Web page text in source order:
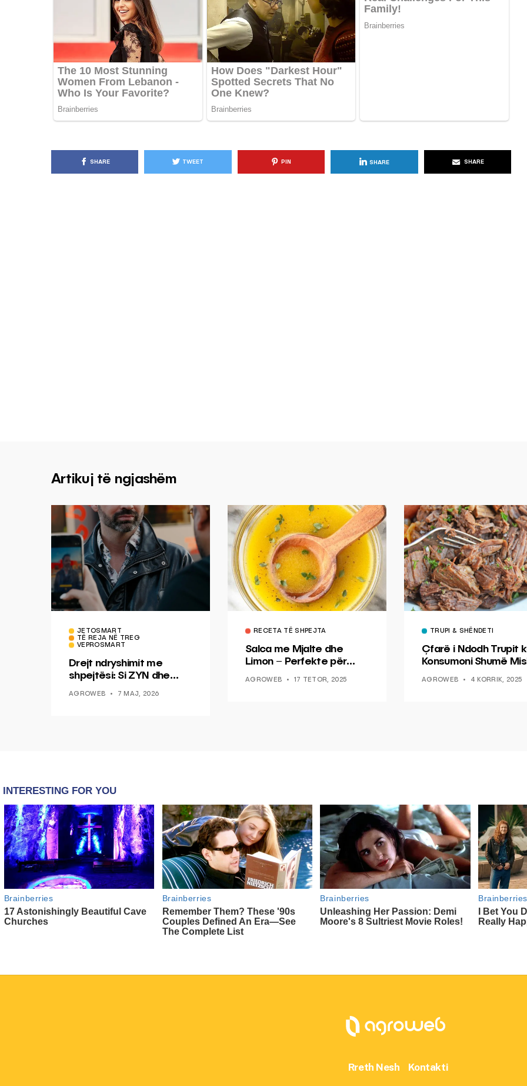
SHARE TWEET PIN SHARE SHARE
KËSHILLA & IDE
Pse Nuk Duhet të Përdorni
Letrën e Aluminit për Ruajtjen
Artikuj të ngjashëm
JETOSMART
TË REJA NË TREG
VEPROSMART
Drejt ndryshimit me
shpejtësi: Si ZYN dhe
epokë të re pa tym
AGROWEB 7 MAJ, 2026
RECETA TË SHPEJTA
Salca me Mjalte dhe
Limon – Perfekte për
AGROWEB 17 TETOR, 2025
TRUPI & SHËNDETI
Çfarë i Ndodh Trupit
Konsumoni Shumë
AGROWEB 4 KORRIK, 2025
Rreth Nesh Kontakti